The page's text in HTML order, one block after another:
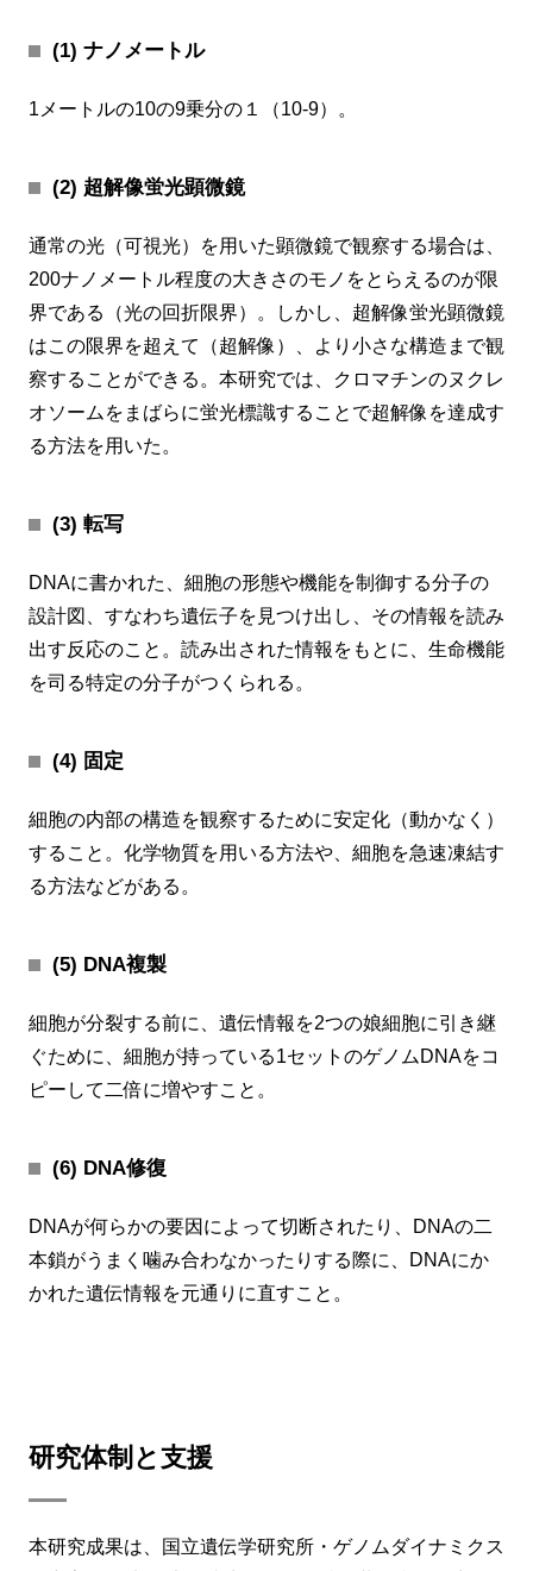
(1) ナノメートル
1メートルの10の9乗分の１（10-9）。
(2) 超解像蛍光顕微鏡
通常の光（可視光）を用いた顕微鏡で観察する場合は、
200ナノメートル程度の大きさのモノをとらえるのが限
界である（光の回折限界）。しかし、超解像蛍光顕微鏡
はこの限界を超えて（超解像）、より小さな構造まで観
察することができる。本研究では、クロマチンのヌクレ
オソームをまばらに蛍光標識することで超解像を達成す
る方法を用いた。
(3) 転写
DNAに書かれた、細胞の形態や機能を制御する分子の
設計図、すなわち遺伝子を見つけ出し、その情報を読み
出す反応のこと。読み出された情報をもとに、生命機能
を司る特定の分子がつくられる。
(4) 固定
細胞の内部の構造を観察するために安定化（動かなく）
すること。化学物質を用いる方法や、細胞を急速凍結す
る方法などがある。
(5) DNA複製
細胞が分裂する前に、遺伝情報を2つの娘細胞に引き継
ぐために、細胞が持っている1セットのゲノムDNAをコ
ピーして二倍に増やすこと。
(6) DNA修復
DNAが何らかの要因によって切断されたり、DNAの二
本鎖がうまく噛み合わなかったりする際に、DNAにか
かれた遺伝情報を元通りに直すこと。
研究体制と支援
本研究成果は、国立遺伝学研究所・ゲノムダイナミクス